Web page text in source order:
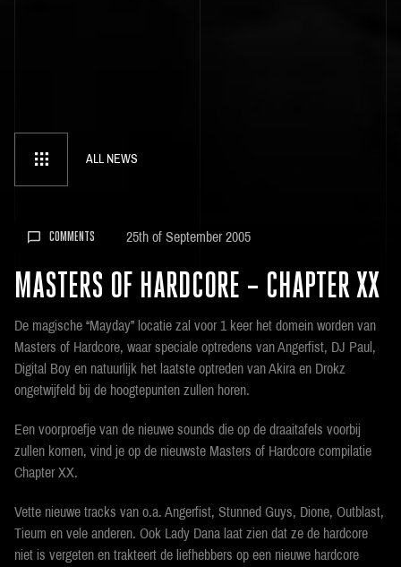
ALL NEWS
COMMENTS 25th of September 2005
MASTERS OF HARDCORE – CHAPTER XX
De magische “Mayday” locatie zal voor 1 keer het domein worden van
Masters of Hardcore, waar speciale optredens van Angerfist, DJ Paul,
Digital Boy en natuurlijk het laatste optreden van Akira en Drokz
ongetwijfeld bij de hoogtepunten zullen horen.
Een voorproefje van de nieuwe sounds die op de draaitafels voorbij
zullen komen, vind je op de nieuwste Masters of Hardcore compilatie
Chapter XX.
Vette nieuwe tracks van o.a. Angerfist, Stunned Guys, Dione, Outblast,
Tieum en vele anderen. Ook Lady Dana laat zien dat ze de hardcore
niet is vergeten en trakteert de liefhebbers op een nieuwe hardcore